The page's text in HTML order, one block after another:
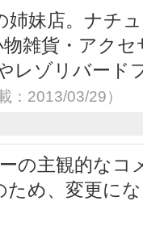
妹店。ナチ
雑貨・アク
レゾリバード
：2013/03/29）
の主観的なコ
ため、変更に